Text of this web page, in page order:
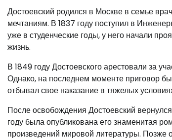
Достоевский родился в Москве в семье
мечтаниям. В 1837 году поступил в
уже в студенческие годы, у него начали
жизнь.
В 1849 году Достоевского арестовали за
Однако, на последнем моменте приговор
отбывал свое наказание в тяжелых
После освобождения Достоевский
году была опубликована его знаменитая
произведений мировой литературы. Позже